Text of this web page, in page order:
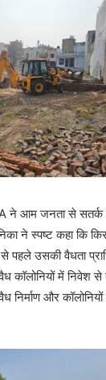
ने आम जनता से सतर्क
ने स्पष्ट कहा कि
पहले उसकी वैधता
कॉलोनियों में निवेश से
निर्माण और